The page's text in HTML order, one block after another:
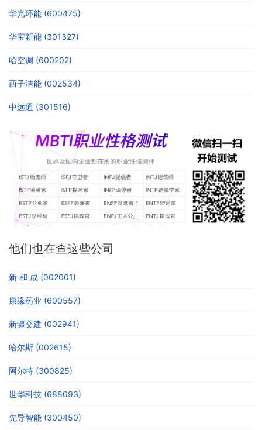
华光环能 (600475)
华宝新能 (301327)
哈空调 (600202)
西子洁能 (002534)
中远通 (301516)
他们也在查这些公司
新 和 成 (002001)
康缘药业 (600557)
新疆交建 (002941)
哈尔斯 (002615)
阿尔特 (300825)
世华科技 (688093)
先导智能 (300450)